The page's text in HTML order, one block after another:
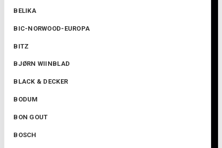
BELIKA
BIC-NORWOOD-EUROPA
BITZ
BJØRN WIINBLAD
BLACK & DECKER
BODUM
BON GOUT
BOSCH